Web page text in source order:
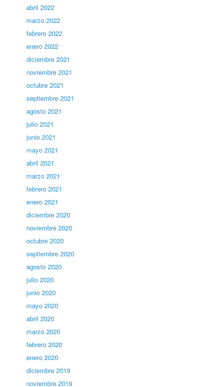
abril 2022
marzo 2022
febrero 2022
enero 2022
diciembre 2021
noviembre 2021
octubre 2021
septiembre 2021
agosto 2021
julio 2021
junio 2021
mayo 2021
abril 2021
marzo 2021
febrero 2021
enero 2021
diciembre 2020
noviembre 2020
octubre 2020
septiembre 2020
agosto 2020
julio 2020
junio 2020
mayo 2020
abril 2020
marzo 2020
febrero 2020
enero 2020
diciembre 2019
noviembre 2019